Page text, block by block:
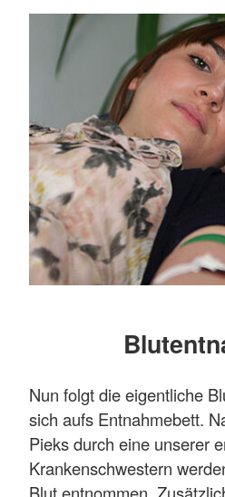
Nun folgt die eigentliche
sich aufs Entnahmebett.
Pieks durch eine unserer
Krankenschwestern